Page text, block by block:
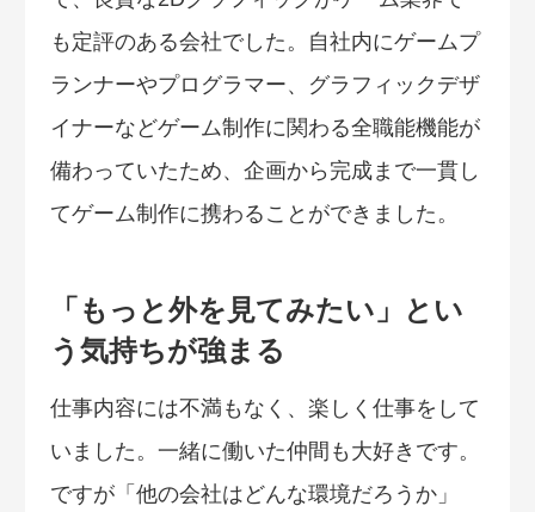
も定評のある会社でした。自社内にゲームプ
ランナーやプログラマー、グラフィックデザ
イナーなどゲーム制作に関わる全職能機能が
備わっていたため、企画から完成まで一貫し
てゲーム制作に携わることができました。
「もっと外を見てみたい」とい
う気持ちが強まる
仕事内容には不満もなく、楽しく仕事をして
いました。一緒に働いた仲間も大好きです。
ですが「他の会社はどんな環境だろうか」